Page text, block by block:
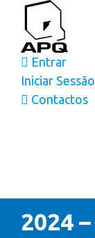
content
Entrar
Iniciar Sessão
Contactos
2024